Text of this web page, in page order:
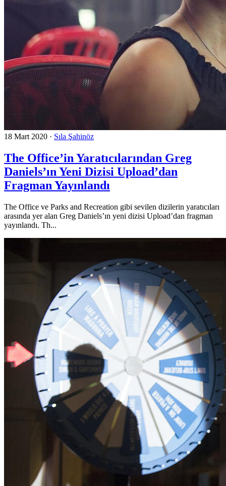
18 Mart 2020 · Sıla Şahinöz
The Office’in Yaratıcılarından Greg
Daniels’ın Yeni Dizisi Upload’dan
Fragman Yayınlandı
The Office ve Parks and Recreation gibi sevilen dizilerin yaratıcıları
arasında yer alan Greg Daniels’ın yeni dizisi Upload’dan fragman
yayınlandı. Th...